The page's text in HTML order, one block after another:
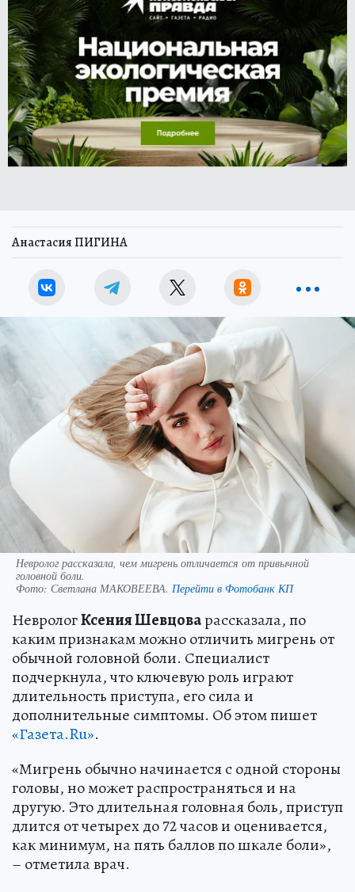
Анастасия ПИГИНА
Невролог рассказала, чем мигрень отличается от привычной
головной боли.
Фото: Светлана МАКОВЕЕВА. Перейти в Фотобанк КП
НеврологКсения Шевцоварассказала, по
каким признакам можно отличить мигрень от
обычной головной боли. Специалист
подчеркнула, что ключевую роль играют
длительность приступа, его сила и
дополнительные симптомы. Об этом пишет
«Газета.Ru».
«Мигрень обычно начинается с одной стороны
головы, но может распространяться и на
другую. Это длительная головная боль, приступ
длится от четырех до 72 часов и оценивается,
как минимум, на пять баллов по шкале боли»,
– отметила врач.